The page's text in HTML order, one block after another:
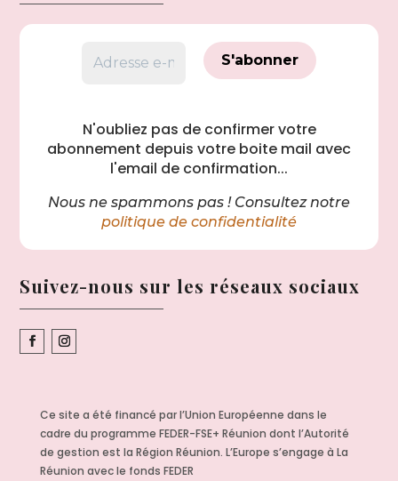
N'oubliez pas de confirmer votre
abonnement depuis votre boite mail avec
l'email de confirmation...
Nous ne spammons pas ! Consultez notre
politique de confidentialité
Suivez-nous sur les réseaux sociaux
Ce site a été financé par l’Union Européenne dans le
cadre du programme FEDER-FSE+ Réunion dont l’Autorité
de gestion est la Région Réunion. L’Europe s’engage à La
Réunion avec le fonds FEDER